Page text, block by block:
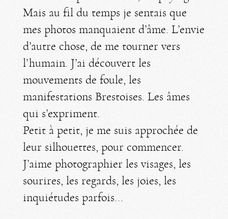
Mais au fil du temps je sentais que
mes photos manquaient d’âme. L’envie
d’autre chose, de me tourner vers
l’humain. J’ai découvert les
mouvements de foule, les
manifestations Brestoises. Les âmes
qui s’expriment.
Petit à petit, je me suis approchée de
leur silhouettes, pour commencer.
J’aime photographier les visages, les
sourires, les regards, les joies, les
inquiétudes parfois...